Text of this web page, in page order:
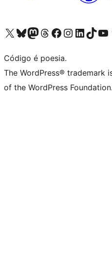
Acessar nossa conta do X (antigo Twitter)
Acessar nossa conta do Bluesky
Acessar nossa conta do Mastodon
Acessar nossa conta do Threads
Acessar nossa página do Facebook
Acessar nossa conta do
Acessar nossa conta do
Acessar nossa conta
Acessar
Código é poesia.
The WordPress® trademark
of the WordPress Foundation.